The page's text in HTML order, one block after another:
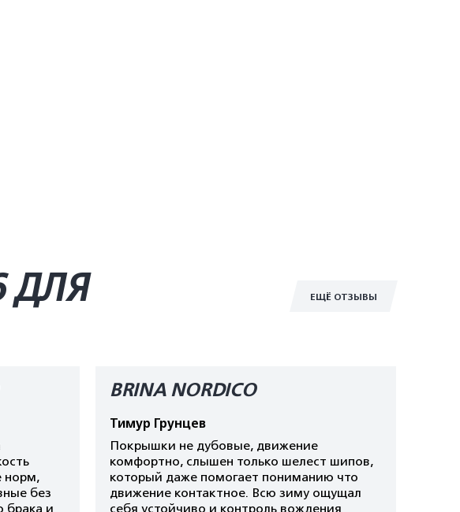
ЕЩЁ ОТЗЫВЫ
ДЛЯ
норм,
без
брака и
BRINA NORDICO
Тимур Грунцев
Покрышки не дубовые, движение
комфортно, слышен только шелест шипов,
который даже помогает пониманию что
движение контактное. Всю зиму ощущал
себя устойчиво и контроль вождения